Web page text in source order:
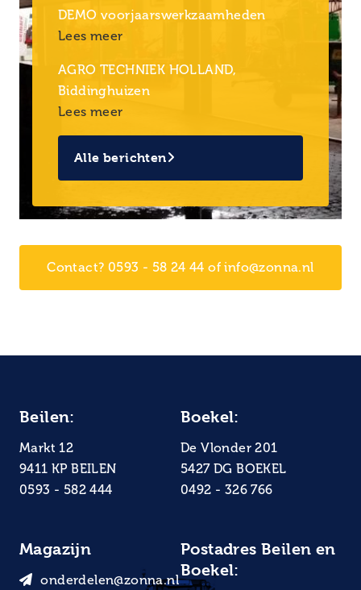
DEMO voorjaarswerkzaamheden
Lees meer
AGRO TECHNIEK HOLLAND,
Biddinghuizen
Lees meer
Alle berichten
Contact? 0593 - 58 24 44 of info@zonna.nl
Beilen:
Markt 12
9411 KP BEILEN
0593 - 582 444
Boekel:
De Vlonder 201
5427 DG BOEKEL
0492 - 326 766
Magazijn
onderdelen@zonna.nl
Postadres Beilen en
Boekel: